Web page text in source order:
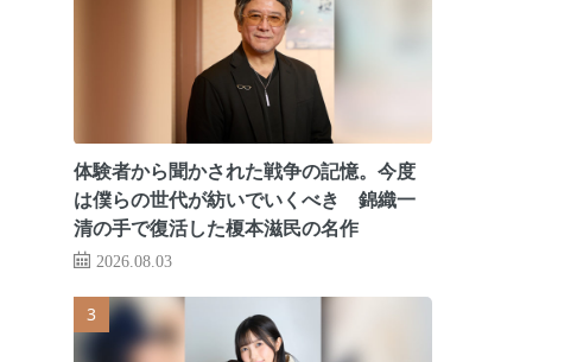
体験者から聞かされた戦争の記憶。今度
は僕らの世代が紡いでいくべき 錦織一
清の手で復活した榎本滋民の名作
2026.08.03